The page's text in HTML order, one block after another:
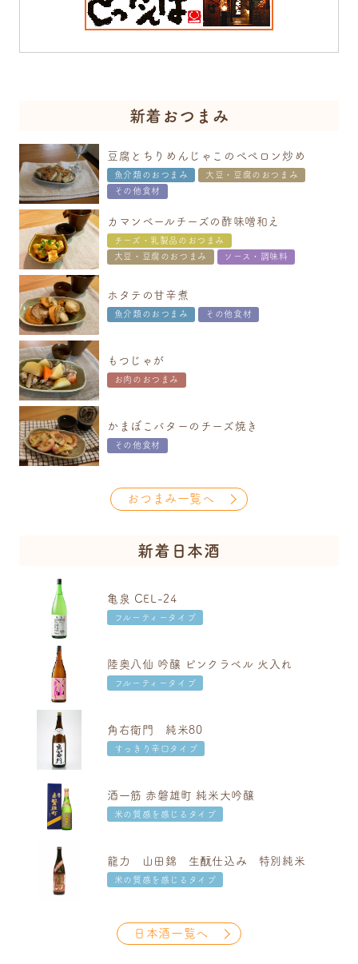
新着おつまみ
豆腐とちりめんじゃこのぺペロン炒め
魚介類のおつまみ
大豆・豆腐のおつまみ
その他食材
カマンベールチーズの酢味噌和え
チーズ・乳製品のおつまみ
大豆・豆腐のおつまみ
ソース・調味料
ホタテの甘辛煮
魚介類のおつまみ その他食材
もつじゃが
お肉のおつまみ
かまぼこバターのチーズ焼き
その他食材
おつまみ一覧へ
新着日本酒
亀泉 CEL-24
フルーティータイプ
陸奥八仙 吟醸 ピンクラベル 火入れ
フルーティータイプ
角右衛門 純米80
すっきり辛口タイプ
酒一筋 赤磐雄町 純米大吟醸
米の質感を感じるタイプ
龍力 山田錦 生酛仕込み 特別純米
米の質感を感じるタイプ
日本酒一覧へ